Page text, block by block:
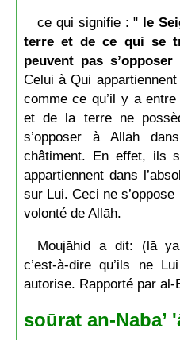
ce qui signifie : " le
terre et de ce qui se
peuvent pas
Celui à Qui
comme ce qu’il y a
et de la terre ne
s’opposer à Allāh
châtiment. En effet, ils
appartiennent dans
sur Lui. Ceci ne
volonté de Allāh.
Moujāhid a dit: (lā
c’est-à-dire qu’ils ne
autorise. Rapporté par al-
soūrat an-Naba’